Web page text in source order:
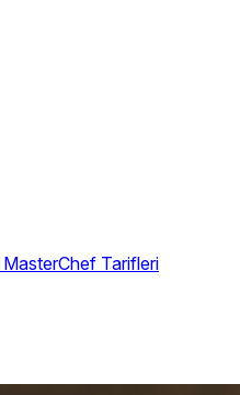
MasterChef Tarifleri